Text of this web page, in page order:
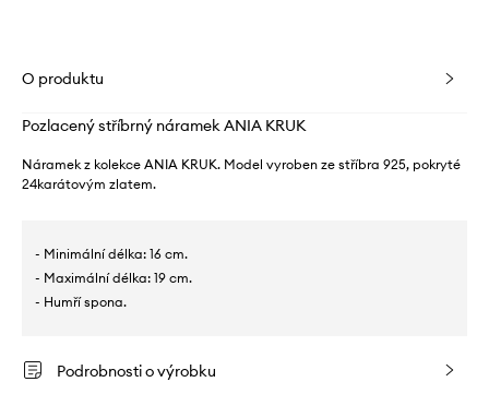
O produktu
Pozlacený stříbrný náramek ANIA KRUK
Náramek z kolekce ANIA KRUK. Model vyroben ze stříbra 925, pokryté
24karátovým zlatem.
- Minimální délka: 16 cm.
- Maximální délka: 19 cm.
- Humří spona.
Podrobnosti o výrobku